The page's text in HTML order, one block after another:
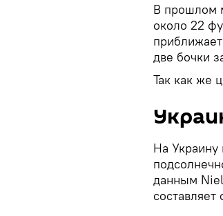
В прошлом
около 22
две бочки
Так как же
На Украину
данным